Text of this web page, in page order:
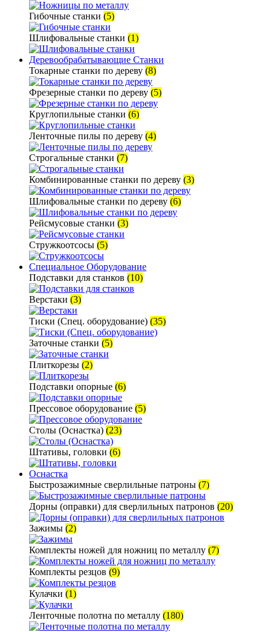
Гибочные станки (5)
Шлифовальные станки (1)
Деревообрабатывающие Станки
Токарные станки по дереву (8)
Фрезерные станки по дереву (5)
Круглопильные станки (6)
Ленточные пилы по дереву (4)
Строгальные станки (7)
Комбинированные станки по дереву (3)
Шлифовальные станки по дереву (6)
Рейсмусовые станки (3)
Стружкоотсосы (5)
Специальное Оборудование
Подставки для станков (10)
Верстаки (3)
Тиски (Спец. оборудование) (35)
Заточные станки (5)
Плиткорезы (2)
Подставки опорные (6)
Прессовое оборудование (5)
Столы (Оснастка) (23)
Штативы, головки (6)
Оснастка
Быстрозажимные сверлильные патроны (7)
Дорны (оправки) для сверлильных патронов (20)
Зажимы (2)
Комплекты ножей для ножниц по металлу (7)
Комплекты резцов (9)
Кулачки (1)
Ленточные полотна по металлу (180)